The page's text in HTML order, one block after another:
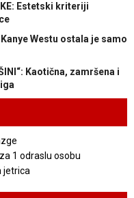
Estetski kriteriji
Kanye Westu ostala je samo
Kaotična, zamršena i
1 odraslu osobu
jetrica